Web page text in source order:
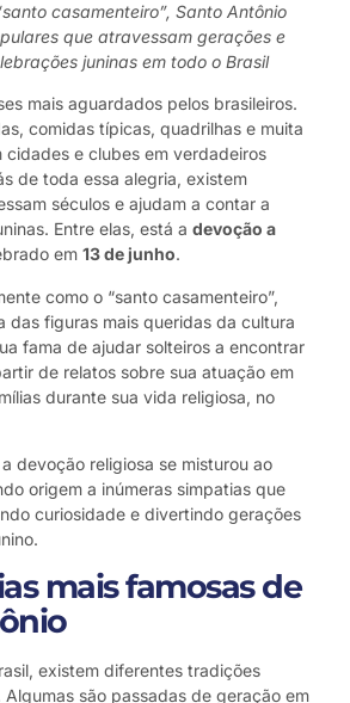
casamenteiro”, Santo Antônio
que atravessam gerações e
juninas em todo o Brasil
mais aguardados pelos brasileiros.
comidas típicas, quadrilhas e muita
cidades e clubes em verdadeiros
de toda essa alegria, existem
séculos e ajudam a contar a
Entre elas, está a devoção a
em 13 de junho.
como o “santo casamenteiro”,
das figuras mais queridas da cultura
fama de ajudar solteiros a encontrar
de relatos sobre sua atuação em
durante sua vida religiosa, no
devoção religiosa se misturou ao
origem a inúmeras simpatias que
curiosidade e divertindo gerações
mais famosas de
existem diferentes tradições
são passadas de geração em